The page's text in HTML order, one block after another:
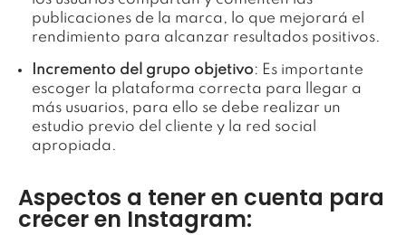
publicaciones de la marca, lo que mejorará el
rendimiento para alcanzar resultados positivos.
Incremento del grupo objetivo: Es importante
escoger la plataforma correcta para llegar a
más usuarios, para ello se debe realizar un
estudio previo del cliente y la red social
apropiada.
Aspectos a tener en cuenta para
crecer en Instagram: